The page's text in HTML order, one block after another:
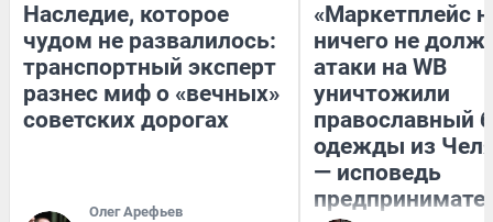
Наследие, которое
чудом не развалилось:
транспортный эксперт
разнес миф о «вечных»
советских дорогах
Олег Арефьев
«Маркетплейс
ничего не
атаки на WB
уничтожили
православный
одежды из
— исповедь